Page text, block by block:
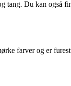
tang. Du kan også
farver og er